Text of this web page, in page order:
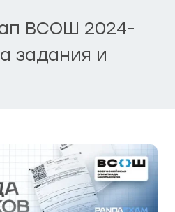
ВСОШ 2024-
задания и